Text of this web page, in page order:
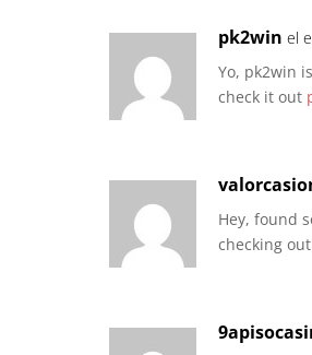
pk2win el
Yo, pk2win
check it out
Hey, found
checking